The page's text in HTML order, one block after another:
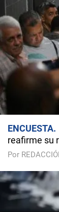
ENCUESTA
reafirme su
Por